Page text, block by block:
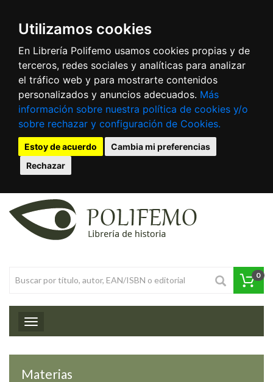
Utilizamos cookies
En Librería Polifemo usamos cookies propias y de
terceros, redes sociales y analíticas para analizar
el tráfico web y para mostrarte contenidos
personalizados y anuncios adecuados. Más
información sobre nuestra política de cookies y/o
sobre rechazar y configuración de Cookies.
Estoy de acuerdo
Cambia mi preferencias
Rechazar
0
Toggle navigation
Materias